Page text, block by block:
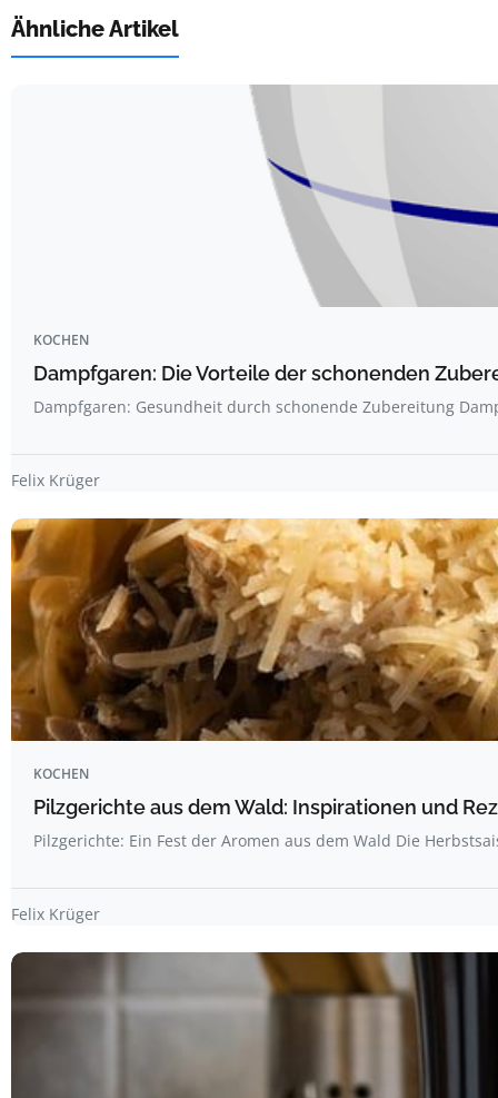
Ähnliche Artikel
KOCHEN
Dampfgaren: Die Vorteile der schonenden
Dampfgaren: Gesundheit durch schonende Zubereitung
Felix Krüger
KOCHEN
Pilzgerichte aus dem Wald: Inspirationen und
Pilzgerichte: Ein Fest der Aromen aus dem Wald Die
Felix Krüger